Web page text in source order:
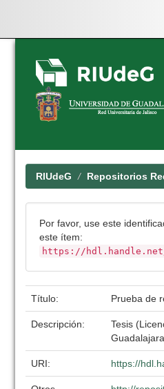
Skip
navigation
RIUdeG Repositorios
Por favor, use este
este ítem:
https://hdl.handle.net/
Título: Prueba de
Descripción:
Tesis
URI: https://